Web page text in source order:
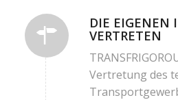
DIE EIGENEN
VERTRETEN
Vertretung des